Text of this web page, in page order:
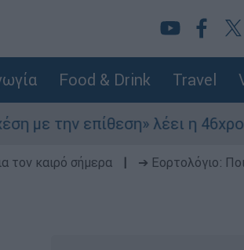
Food & Drink Travel
επίθεση» λέει η 46χρονη - Τι
τον καιρό σήμερα
➔ Εορτολόγιο: